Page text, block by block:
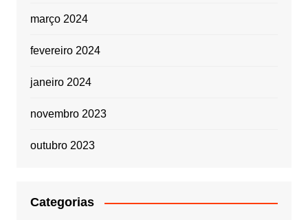
março 2024
fevereiro 2024
janeiro 2024
novembro 2023
outubro 2023
Categorias